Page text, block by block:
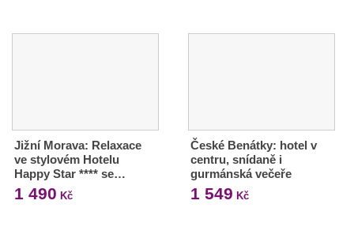
Jižní Morava: Relaxace
ve stylovém Hotelu
Happy Star **** se…
1 490 Kč
České Benátky: hotel v
centru, snídaně i
gurmánská večeře
1 549 Kč